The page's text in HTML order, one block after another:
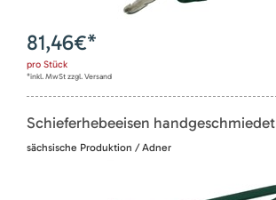
81,46€*
pro Stück
*inkl. MwSt zzgl. Versand
Schieferhebeeisen handgeschmiedet
sächsische Produktion / Adner